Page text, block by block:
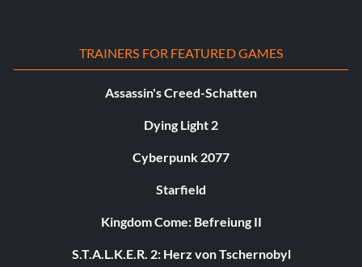
TRAINERS FOR FEATURED GAMES
Assassin's Creed-Schatten
Dying Light 2
Cyberpunk 2077
Starfield
Kingdom Come: Befreiung II
S.T.A.L.K.E.R. 2: Herz von Tschernobyl